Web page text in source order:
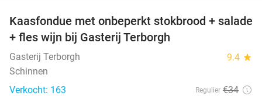
44%
Kaasfondue met onbeperkt stokbrood + salade
+ fles wijn bij Gasterij Terborgh
Gasterij Terborgh 9.4 star
Schinnen
Verkocht: 163
Regulier €34